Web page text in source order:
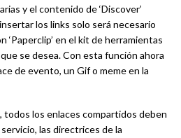
y el contenido de ‘Discover’
los links solo será necesario
en el kit de herramientas
se desea. Con esta función ahora
de evento, un Gif o meme en la
todos los enlaces compartidos deben
las directrices de la